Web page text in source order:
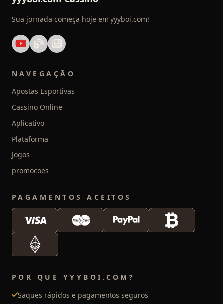
Sua jornada começa hoje em yyyboi.com!
NAVEGAÇÃO
Apostas Esportivas
Cassino Online
Aplicativo
Plataforma
Jogos
promocoes
PAGAMENTOS ACEITOS
POR QUE YYYBOI.COM?
Saques rápidos e pagamentos seguros